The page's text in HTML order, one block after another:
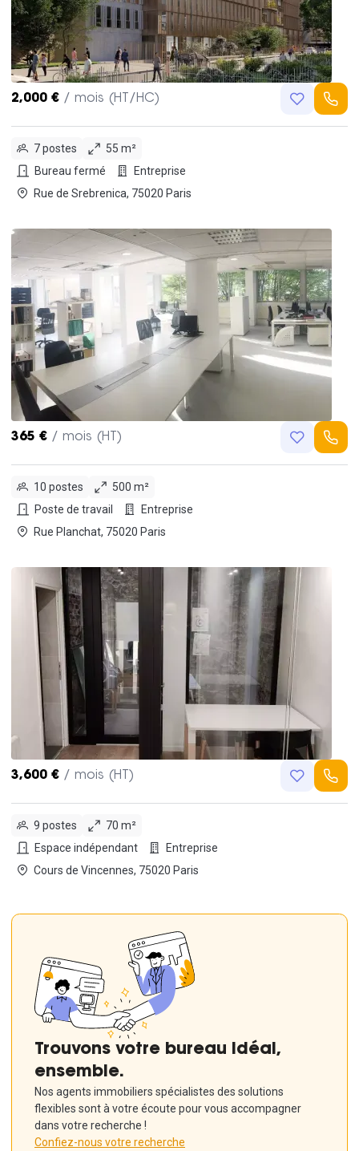
2,000 € / mois (HT/HC)
7 postes
55 m²
Bureau fermé
Entreprise
Rue de Srebrenica, 75020 Paris
365 € / mois (HT)
10 postes
500 m²
Poste de travail
Entreprise
Rue Planchat, 75020 Paris
3,600 € / mois (HT)
9 postes
70 m²
Espace indépendant
Entreprise
Cours de Vincennes, 75020 Paris
Trouvons votre bureau idéal,
ensemble.
Nos agents immobiliers spécialistes des solutions
flexibles sont à votre écoute pour vous accompagner
dans votre recherche !
Confiez-nous votre recherche